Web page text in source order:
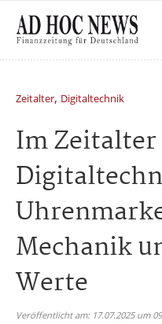
Zeitalter, Digitaltechnik
Im Zeitalter
Mechanik
Werte
Veröffentlicht am: 17.07.2025 um